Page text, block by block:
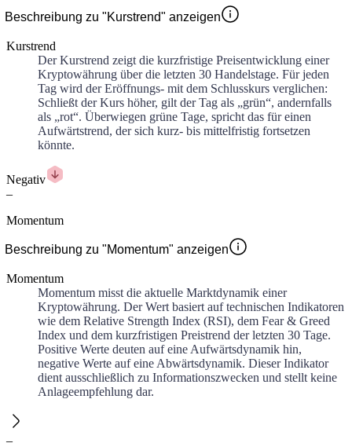
Beschreibung zu "Kurstrend" anzeigen
Kurstrend
Der Kurstrend zeigt die kurzfristige Preisentwicklung einer
Kryptowährung über die letzten 30 Handelstage. Für jeden
Tag wird der Eröffnungs- mit dem Schlusskurs verglichen:
Schließt der Kurs höher, gilt der Tag als „grün“, andernfalls
als „rot“. Überwiegen grüne Tage, spricht das für einen
Aufwärtstrend, der sich kurz- bis mittelfristig fortsetzen
könnte.
Negativ
–
Momentum
Beschreibung zu "Momentum" anzeigen
Momentum
Momentum misst die aktuelle Marktdynamik einer
Kryptowährung. Der Wert basiert auf technischen Indikatoren
wie dem Relative Strength Index (RSI), dem Fear & Greed
Index und dem kurzfristigen Preistrend der letzten 30 Tage.
Positive Werte deuten auf eine Aufwärtsdynamik hin,
negative Werte auf eine Abwärtsdynamik. Dieser Indikator
dient ausschließlich zu Informationszwecken und stellt keine
Anlageempfehlung dar.
–